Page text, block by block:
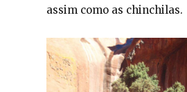
assim como as chinchilas.